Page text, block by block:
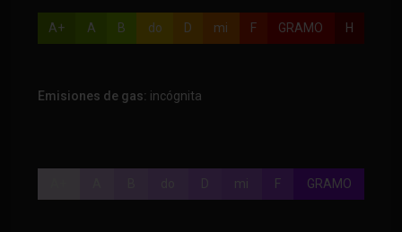
A+ A B do D mi F GRAMO H
Emisiones de gas: incógnita
D mi F GRAMO